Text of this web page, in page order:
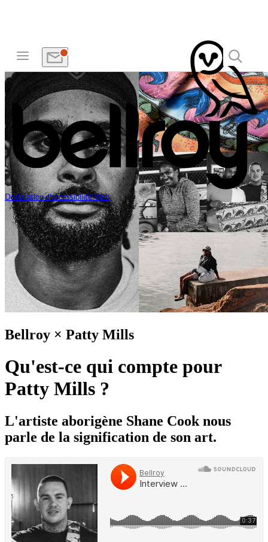
Déclaration d'accessibilité Web
Bellroy × Patty Mills
Qu'est-ce qui compte pour
Patty Mills ?
L'artiste aborigène Shane Cook nous
parle de la signification de son art.